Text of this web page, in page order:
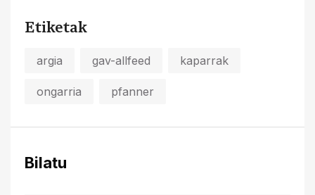
Etiketak
argia gav-allfeed kaparrak
ongarria pfanner
Bilatu